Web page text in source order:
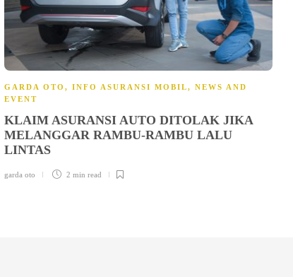
GARDA OTO , INFO ASURANSI MOBIL, NEWS AND
EVENT
KLAIM ASURANSI AUTO DITOLAK JIKA
MELANGGAR RAMBU-RAMBU LALU
LINTAS
garda oto 2 min read